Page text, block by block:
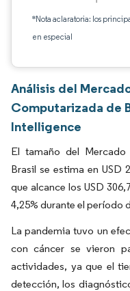
*Nota aclaratoria: los
en especial
Análisis del
Computarizada de
Intelligence
El tamaño del
Brasil se estima en USD
que alcance los USD
4,25% durante el período
La pandemia tuvo un
con cáncer se vieron
actividades, ya que el
detección, los